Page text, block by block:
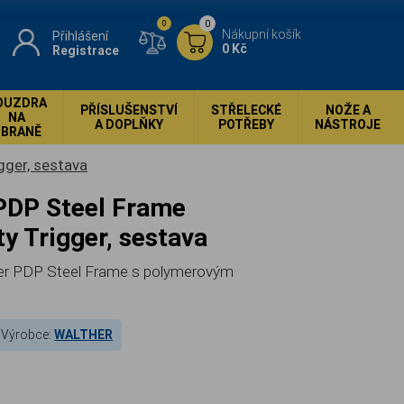
Přihlášení
Registrace
0
Nákupní košík
0 Kč
0
NA
PŘÍSLUŠENSTVÍ
A DOPLŇKY
STŘELECKÉ
POTŘEBY
NOŽE A
NÁSTROJE
sestava
Trigger, sestava
PDP Steel Frame s polymerovým
Výrobce: WALTHER